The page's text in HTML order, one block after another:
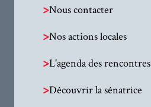
>Nous contacter
>Nos actions locales
>L'agenda des rencontres
>Découvrir la sénatrice